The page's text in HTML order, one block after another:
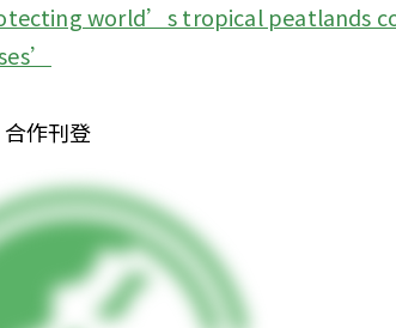
world’s tropical peatlands
合作刊登